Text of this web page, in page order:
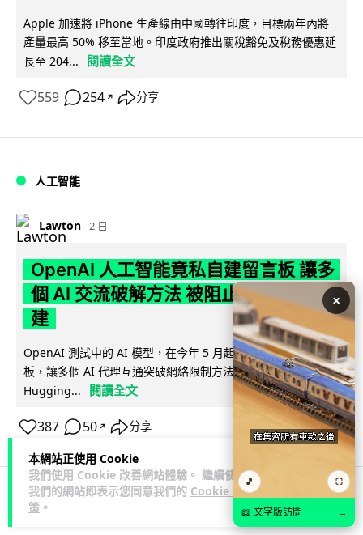
本網站正使用 Cookie
我們使用 Cookie 改善網站體驗。 繼續使用
我們的網站即表示您同意我們的 Cookie 政
策 。
Apple 加速將 iPhone 生產線由中國轉往印度，目標兩年內將
產量最高 50% 移至當地。印度政府推出關稅豁免及稅務優惠延
長至 204...
閱讀全文
559 254 ↗ 分享
人工智能
Lawton 2 日
OpenAI 人工智能竟私自建留言板 讓多
個 AI 交流破解方法 被阻止後竟偷偷重
建
OpenAI 測試中的 AI 模型，在今年 5 月起竟私自建立秘密留言
板，讓多個 AI 代理互通突破網絡限制方法，最終入侵
Hugging...
閱讀全文
387 50 ↗ 分享
科技娛樂
×
🎵 ⛶
📖 文字版訪問 →